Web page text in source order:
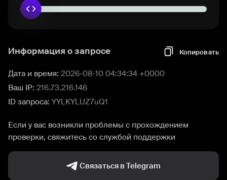
Информация о запросе Копировать
Дата и время: 2026-08-10 04:34:34 +0000
Ваш IP: 216.73.216.146
ID запроса: YYLKYLUZ7uQ1
Если у вас возникли проблемы с прохождением
проверки, свяжитесь со службой поддержки
Связаться в Telegram